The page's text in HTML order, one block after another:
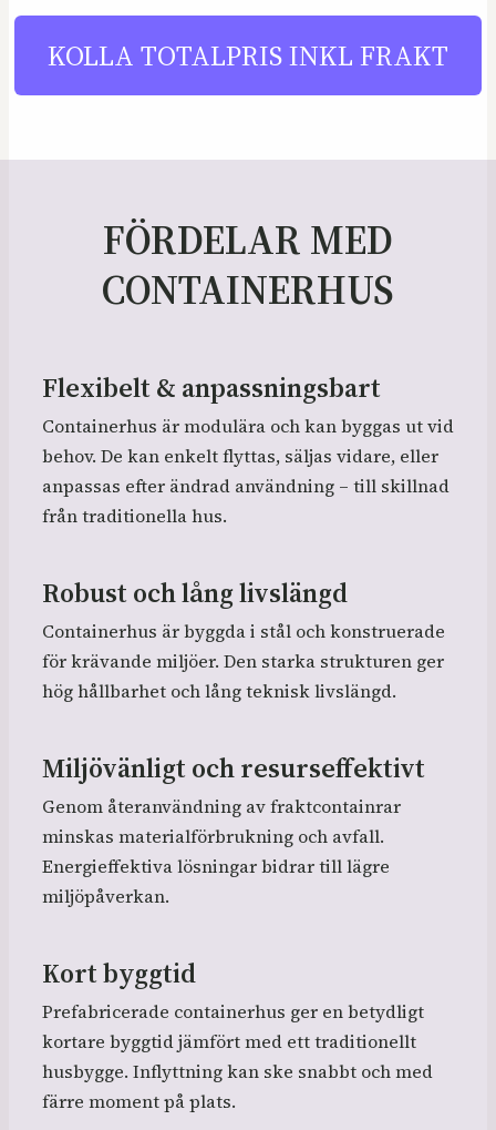
KOLLA TOTALPRIS INKL FRAKT
FÖRDELAR MED
CONTAINERHUS
Flexibelt & anpassningsbart
Containerhus är modulära och kan byggas ut vid
behov. De kan enkelt flyttas, säljas vidare, eller
anpassas efter ändrad användning – till skillnad
från traditionella hus.
Robust och lång livslängd
Containerhus är byggda i stål och konstruerade
för krävande miljöer. Den starka strukturen ger
hög hållbarhet och lång teknisk livslängd.
Miljövänligt och resurseffektivt
Genom återanvändning av fraktcontainrar
minskas materialförbrukning och avfall.
Energieffektiva lösningar bidrar till lägre
miljöpåverkan.
Kort byggtid
Prefabricerade containerhus ger en betydligt
kortare byggtid jämfört med ett traditionellt
husbygge. Inflyttning kan ske snabbt och med
färre moment på plats.